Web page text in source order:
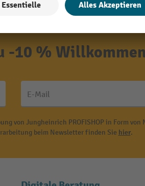
10 %
E-Mail
von Jungheinrich PROFISHOP in Form
beim Newsletter finden Sie hier.